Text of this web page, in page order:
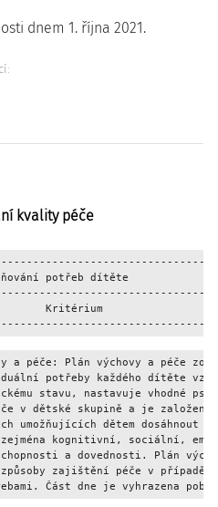
dnem 1. října 2021.
kvality péče
potřeb dítěte
Kritérium
péče: Plán výchovy a péče
potřeby každého dítěte
stavu, nastavuje vhodné
v dětské skupině a je založen
umožňujících dětem
kognitivní, sociální,
a dovednosti. Plán
zajištění péče v
Část dne je vyhrazena